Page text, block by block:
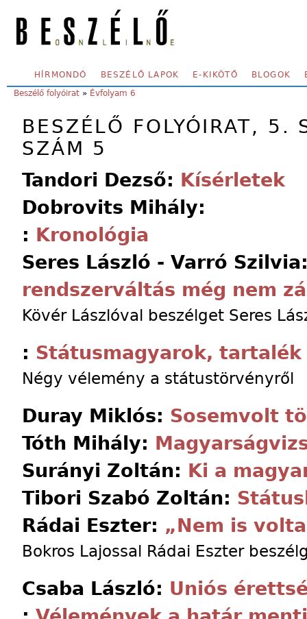
SECONDARY MENU
HÍRMONDÓ BESZÉLŐ LAPOK E-KIKÖTŐ BLOGOK
YOU ARE HERE:
Beszélő folyóirat » Évfolyam 6
BESZÉLŐ FOLYÓIRAT, 5.
SZÁM 5
Tandori Dezső: Kísérletek
Dobrovits Mihály:
: Kronológia
Seres László - Varró
rendszerváltás még nem
Kövér Lászlóval beszélget Seres
: Státusmagyarok, tartalék
Négy vélemény a státustörvényről
Duray Miklós: Sosemvolt
Tóth Mihály:
Surányi Zoltán: Ki a
Tibori Szabó Zoltán:
Rádai Eszter: „Nem is
Bokros Lajossal Rádai Eszter
Csaba László: Uniós